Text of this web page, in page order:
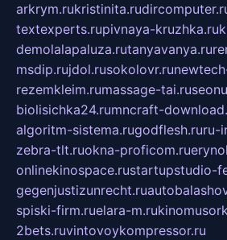
arkrym.rukristinita.ru
textexperts.rupivnaya-kruzhka.ru
demolalapaluza.rutanyavanya.ru
msdip.rujdol.rusokolovr.ru
rezemkleim.rumassage-tai.ru
biolisichka24.rumncraft-
algoritm-sistema.rugodflesh.ruru-
zebra-tlt.ruokna-proficom.ru
onlinekinospace.rustartupstudio-
gegenjustizunrecht.ru
spiski-firm.ruelara-m.ru
2bets.ruvintovoykompressor.ru